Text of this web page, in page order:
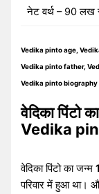
नेट वर्थ – 90
Vedika pinto age,
Vedika pinto father,
Vedika pinto biography
वेदिका पिंटो
Vedika
वेदिका पिंटो का जन्म
परिवार में हुआ था।